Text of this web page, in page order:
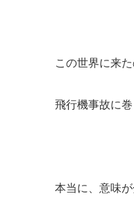
この世界に来
飛行機事故に
本当に、意味が